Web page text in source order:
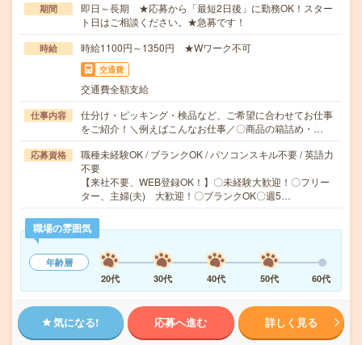
期間
即日～長期 ★応募から「最短2日後」に勤務OK！スター
ト日はご相談ください。★急募です！
時給 時給1100円～1350円 ★Wワーク不可
交通費
交通費全額支給
仕事内容
仕分け・ピッキング・検品など、ご希望に合わせてお仕事
をご紹介！＼例えばこんなお仕事／〇商品の箱詰め・…
応募資格
職種未経験OK / ブランクOK / パソコンスキル不要 / 英語力
不要
【来社不要、WEB登録OK！】〇未経験大歓迎！〇フリー
ター、主婦(夫) 大歓迎！〇ブランクOK〇週5…
職場の雰囲気
年齢層
20代
30代 40代 50代 60代
気になる! 応募へ進む 詳しく見る